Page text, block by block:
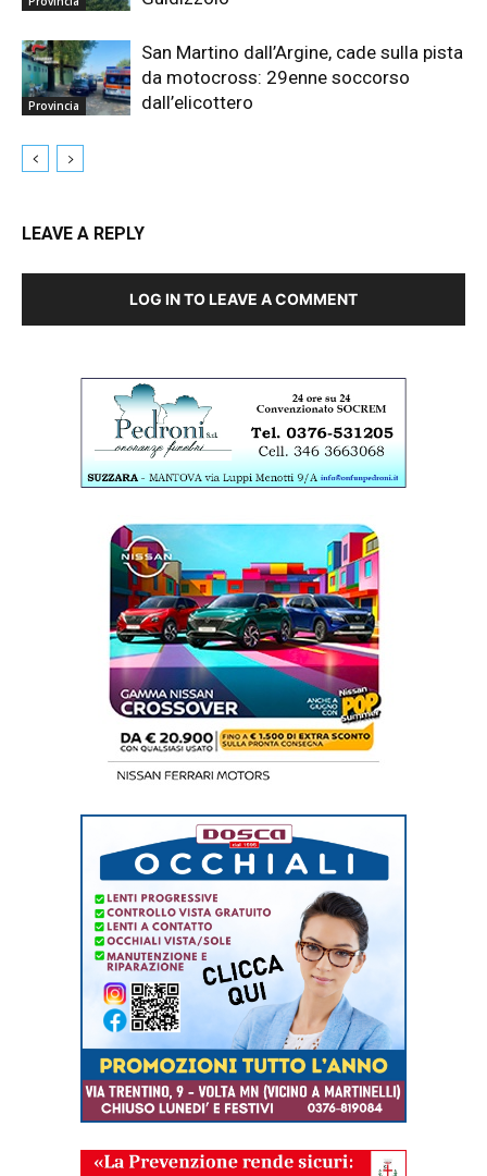
Provincia
San Martino dall’Argine, cade sulla pista
da motocross: 29enne soccorso
dall’elicottero
LEAVE A REPLY
LOG IN TO LEAVE A COMMENT